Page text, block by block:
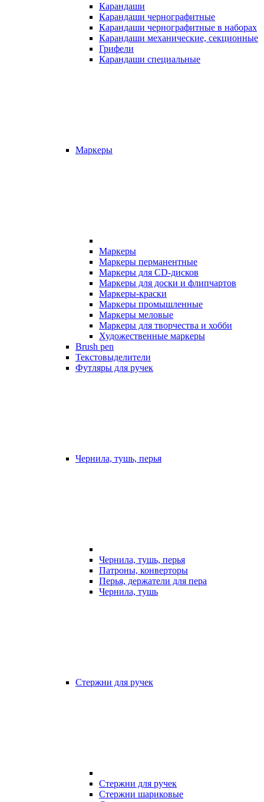
Карандаши
Карандаши чернографитные
Карандаши чернографитные в наборах
Карандаши механические, секционные
Грифели
Карандаши специальные
Маркеры
Маркеры
Маркеры перманентные
Маркеры для CD-дисков
Маркеры для доски и флипчартов
Маркеры-краски
Маркеры промышленные
Маркеры меловые
Маркеры для творчества и хобби
Художественные маркеры
Brush pen
Текстовыделители
Футляры для ручек
Чернила, тушь, перья
Чернила, тушь, перья
Патроны, конверторы
Перья, держатели для пера
Чернила, тушь
Стержни для ручек
Стержни для ручек
Стержни шариковые